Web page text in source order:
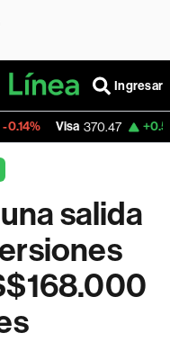
Ingresar
+0.52%
salida